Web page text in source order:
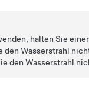
halten Sie
den Wasserstrahl
den Wasserstrahl